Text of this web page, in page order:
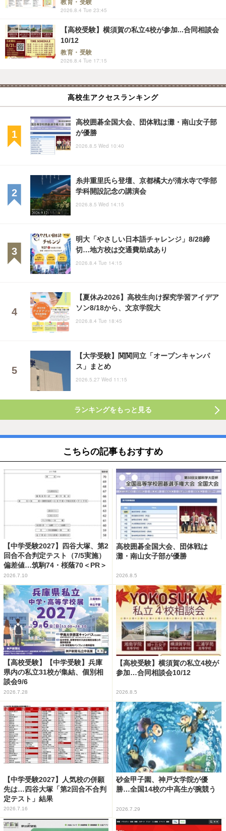
教育・受験
2026.8.4 Tue 23:45
【高校受験】横須賀の私立4校が参加...合同相談会
10/12
教育・受験
2026.8.4 Tue 17:15
高校生アクセスランキング
高校囲碁全国大会、団体戦は灘・南山女子部
が優勝
2026.8.5 Wed 10:40
糸井重里氏ら登壇、京都橘大が清水寺で学部
学科開設記念の講演会
2026.8.5 Wed 14:15
明大「やさしい日本語チャレンジ」8/28締
切…地方校は交通費助成あり
2026.8.4 Tue 14:15
【夏休み2026】高校生向け探究学習アイデア
ソン8/18から、文京学院大
2026.8.4 Tue 18:45
【大学受験】関関同立「オープンキャンパ
ス」まとめ
2026.5.27 Wed 11:15
ランキングをもっと見る
こちらの記事もおすすめ
【中学受験2027】四谷大塚、第2
回合不合判定テスト（7/5実施）
偏差値…筑駒74・桜蔭70＜PR＞
2026.7.10
高校囲碁全国大会、団体戦は
灘・南山女子部が優勝
2026.8.5
【高校受験】【中学受験】兵庫
県内の私立31校が集結、個別相
談会9/6
2026.7.28
【高校受験】横須賀の私立4校が
参加…合同相談会10/12
2026.8.5
【中学受験2027】人気校の併願
先は…四谷大塚「第2回合不合判
定テスト」結果
2026.7.16
砂金甲子園、神戸女学院が優
勝…全国14校の中高生が腕競う
2026.7.29